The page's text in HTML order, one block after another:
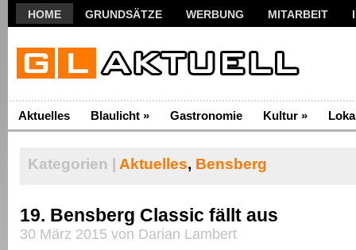
HOME GRUNDSÄTZE WERBUNG MITARBEIT
Aktuelles Blaulicht » Gastronomie Kultur »
Kategorien | Aktuelles, Bensberg
19. Bensberg Classic fällt aus
30 März 2015 von Darian Lambert